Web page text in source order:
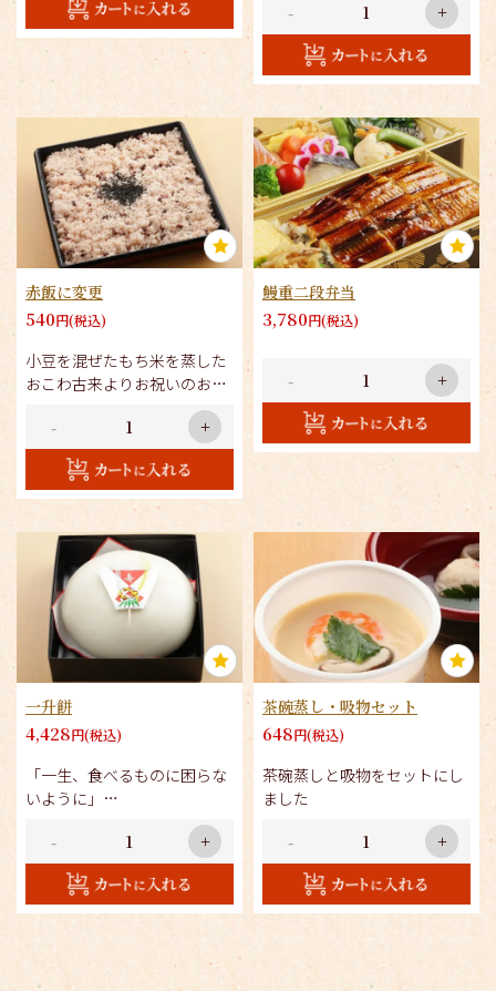
コトコト煮込んだコク、旨味
のあるレトルトカレーです。
化学調味料一切不使用。安心
安全です。
- +
赤飯に変更
540円(税込)
小豆を混ぜたもち米を蒸した
おこわ古来よりお祝いのお供
- +
鰻重二段弁当
3,780円(税込)
- +
一升餅
4,428円(税込)
「一生、食べるものに困らな
いように」
「一生、健康に育ちますよう
に」といった
願いを込めて1歳という節目
をお祝いします。
- +
茶碗蒸し・吸物セット
648円(税込)
茶碗蒸しと吸物をセットにし
ました
- +